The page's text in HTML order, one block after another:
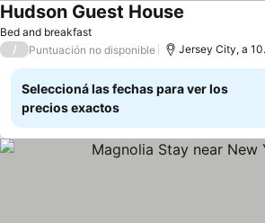
Bed and breakfast
Hudson Guest House
/ Puntuación no disponible Jersey City, a
Seleccioná las fechas para ver los
precios exactos